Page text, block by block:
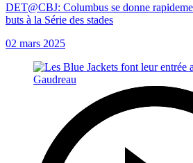
DET@CBJ: Columbus se donne
buts à la Série des stades
02 mars 2025